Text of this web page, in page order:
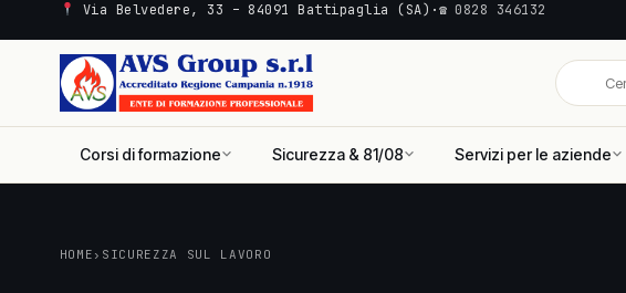
Via Belvedere, 33 – 84091 Battipaglia (SA) ·☎ 0828 346132
Corsi di formazione Sicurezza & 81/08 Servizi per le aziende
HOME › SICUREZZA SUL LAVORO